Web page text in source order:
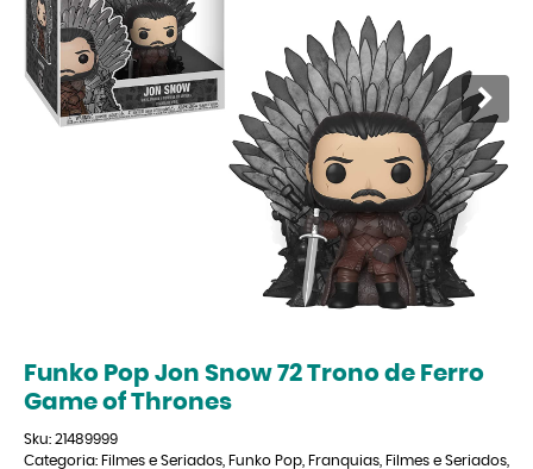
Funko Pop Jon Snow 72 Trono de Ferro
Game of Thrones
Sku: 21489999
Categoria: Filmes e Seriados Funko Pop Franquias Filmes e Seriados